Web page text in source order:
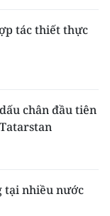
tác thiết thực
chân đầu tiên
tại nhiều nước